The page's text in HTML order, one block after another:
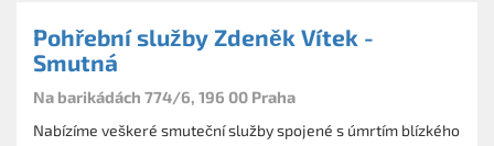
Pohřební služby Zdeněk Vítek -
Smutná
Na barikádách 774/6, 196 00 Praha
Nabízíme veškeré smuteční služby spojené s úmrtím blízkého